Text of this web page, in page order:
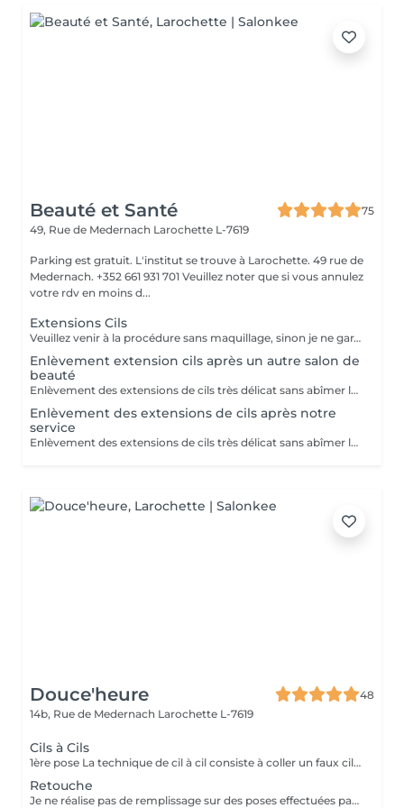
Beauté et Santé
75
49, Rue de Medernach Larochette L-7619
Parking est gratuit. L'institut se trouve à Larochette. 49 rue de
Medernach. +352 661 931 701 Veuillez noter que si vous annulez
votre rdv en moins d...
Extensions Cils
Veuillez venir à la procédure sans maquillage, sinon je ne garantis pas la qualité La correction chaque 2-3 semaines, avec 50-70% cils restant / De nouvelles extensions de cils en 4 à 7 semaines. Recommandations: 1. Durant les premières 24 h après la procédure éviter le contacte directe avec du l'eau. 2. Ne pas frotter ou toucher les cils avec les mains. Ne pas dormir le visage contre l'oreiller. Si l'il pique toucher juste la paupière mobile. 3. Durant 2 jours n'est pas recommandé a fréquenter le sauna, solarium, piscine. 4. Se laver uniquement avec des produits qui ne contient pas du huile. Autour des yeux est mieux de laver avec du l'eau au savon et bourgeon de cotton. 5. N'utiliser pas le mascara. 6. Enlever uniquement chez le Master. Ne pas tirer. 8. Brosser les cils avec une brosse dédier pour ça matin et soir.
Enlèvement extension cils après un autre salon de
beauté
Enlèvement des extensions de cils très délicat sans abîmer les cils naturels!
Enlèvement des extensions de cils après notre
service
Enlèvement des extensions de cils très délicat sans abîmer les cils naturels!
Douce'heure
48
14b, Rue de Medernach Larochette L-7619
Cils à Cils
1ère pose La technique de cil à cil consiste à coller un faux cil sur chacun de vos cils naturels. De cette façon, il est possible d'agir sur leur longueur, leur courbure, et de leur épaisseur.
Retouche
Je ne réalise pas de remplissage sur des poses effectuées par d'autres techniciennes. Pour un regard toujours parfait, une vérification ou un entretien toutes les 3 à 4 semaines est nécessaire, afin de poser d'autres extensions sur les nouveaux cils qui sont tombés.